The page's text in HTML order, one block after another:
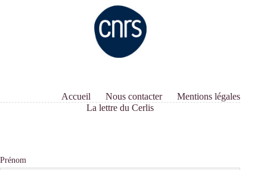
Accueil Nous contacter
Mentions légales
La lettre du Cerlis
Prénom